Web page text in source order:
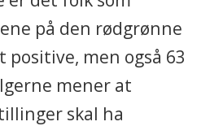
på den rødgrønne
positive, men også 63
mener at
skal ha